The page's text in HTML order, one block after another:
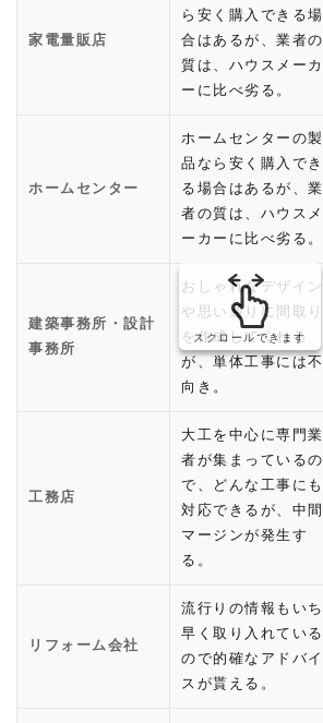
家電量販店
ら安く購入できる場
合はあるが、業者の
質は、ハウスメーカ
ーに比べ劣る。
ホームセンター
ホームセンターの製
品なら安く購入でき
る場合はあるが、業
者の質は、ハウスメ
ーカーに比べ劣る。
建築事務所・設計
事務所
おしゃれなデザイン
や思い通りに間取り
を作成してくれる
が、単体工事には不
向き。
工務店
大工を中心に専門業
者が集まっているの
で、どんな工事にも
対応できるが、中間
マージンが発生す
る。
リフォーム会社
流行りの情報もいち
早く取り入れている
ので的確なアドバイ
スが貰える。
スクロールできます